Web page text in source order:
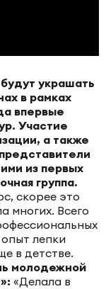
украшать
в рамках
впервые
Участие
а также
из первых
группа.
скорее это
многих. Всего
лепки
в детстве.
молодежной
«Делала в